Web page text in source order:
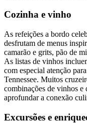
Cozinha e vinho
As refeições a bordo
desfrutam de menus
camarão e grits, pão de
As listas de vinhos
com especial atenção
Tennessee. Muitos
combinações de vinhos e
aprofundar a conexão
Excursões e